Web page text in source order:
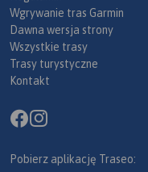
Wgrywanie tras Garmin
Dawna wersja strony
Wszystkie trasy
Trasy turystyczne
Kontakt
Pobierz aplikację Traseo: